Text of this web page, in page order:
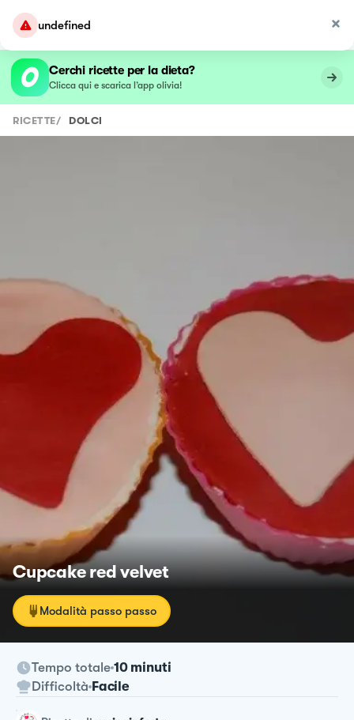
undefined
Cerchi ricette per la dieta?
Clicca qui e scarica l’app olivia!
RICETTE/ DOLCI
Cupcake red velvet
Modalità passo passo
Tempo totale 10 minuti
Difficoltà Facile